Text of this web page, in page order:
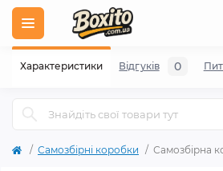
Самозбірні коробки Самозбірна
Характеристики Відгуків 0